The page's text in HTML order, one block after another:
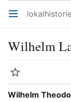
Åpne hovedmenyen
Wilhelm
Overvåk
Wilhelm